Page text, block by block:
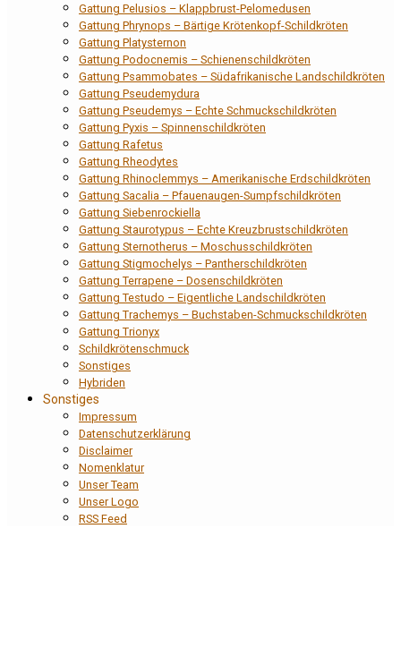
Gattung Pelusios – Klappbrust-Pelomedusen
Gattung Phrynops – Bärtige Krötenkopf-Schildkröten
Gattung Platysternon
Gattung Podocnemis – Schienenschildkröten
Gattung Psammobates – Südafrikanische Landschildkröten
Gattung Pseudemydura
Gattung Pseudemys – Echte Schmuckschildkröten
Gattung Pyxis – Spinnenschildkröten
Gattung Rafetus
Gattung Rheodytes
Gattung Rhinoclemmys – Amerikanische Erdschildkröten
Gattung Sacalia – Pfauenaugen-Sumpfschildkröten
Gattung Siebenrockiella
Gattung Staurotypus – Echte Kreuzbrustschildkröten
Gattung Sternotherus – Moschusschildkröten
Gattung Stigmochelys – Pantherschildkröten
Gattung Terrapene – Dosenschildkröten
Gattung Testudo – Eigentliche Landschildkröten
Gattung Trachemys – Buchstaben-Schmuckschildkröten
Gattung Trionyx
Schildkrötenschmuck
Sonstiges
Hybriden
Sonstiges
Impressum
Datenschutzerklärung
Disclaimer
Nomenklatur
Unser Team
Unser Logo
RSS Feed